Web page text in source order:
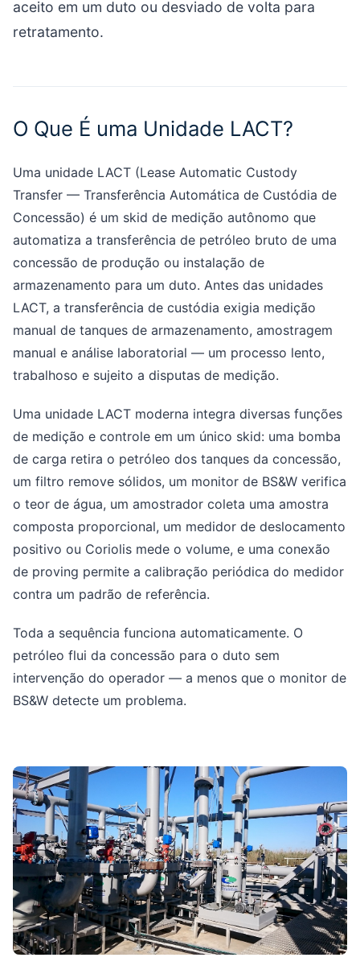
aceito em um duto ou desviado de volta para
retratamento.
O Que É uma Unidade LACT?
Uma unidade LACT (Lease Automatic Custody
Transfer — Transferência Automática de Custódia de
Concessão) é um skid de medição autônomo que
automatiza a transferência de petróleo bruto de uma
concessão de produção ou instalação de
armazenamento para um duto. Antes das unidades
LACT, a transferência de custódia exigia medição
manual de tanques de armazenamento, amostragem
manual e análise laboratorial — um processo lento,
trabalhoso e sujeito a disputas de medição.
Uma unidade LACT moderna integra diversas funções
de medição e controle em um único skid: uma bomba
de carga retira o petróleo dos tanques da concessão,
um filtro remove sólidos, um monitor de BS&W verifica
o teor de água, um amostrador coleta uma amostra
composta proporcional, um medidor de deslocamento
positivo ou Coriolis mede o volume, e uma conexão
de proving permite a calibração periódica do medidor
contra um padrão de referência.
Toda a sequência funciona automaticamente. O
petróleo flui da concessão para o duto sem
intervenção do operador — a menos que o monitor de
BS&W detecte um problema.